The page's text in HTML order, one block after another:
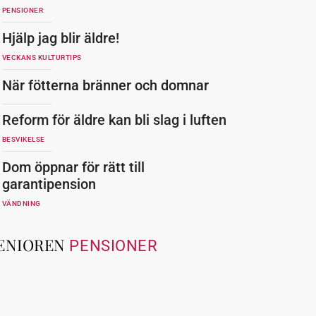
PENSIONER
Hjälp jag blir äldre!
VECKANS KULTURTIPS
När fötterna bränner och domnar
Reform för äldre kan bli slag i luften
BESVIKELSE
Dom öppnar för rätt till
garantipension
VÄNDNING
PENSIONER